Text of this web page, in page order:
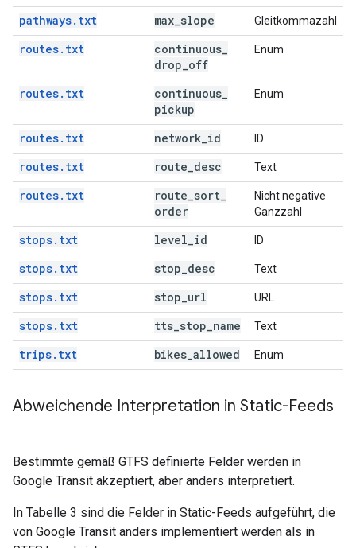
pathways.txt max slope Gleitkommazahl
routes.txt continuous
drop off
Enum
routes.txt continuous
pickup
Enum
routes.txt network id ID
routes.txt route desc Text
routes.txt route sort
order
Nicht negative
Ganzzahl
stops.txt level id ID
stops.txt stop desc Text
stops.txt stop url URL
stops.txt tts stop name Text
trips.txt bikes allowed Enum
Abweichende Interpretation in Static-Feeds
Bestimmte gemäß GTFS definierte Felder werden in
Google Transit akzeptiert, aber anders interpretiert.
In Tabelle 3 sind die Felder in Static-Feeds aufgeführt, die
von Google Transit anders implementiert werden als in